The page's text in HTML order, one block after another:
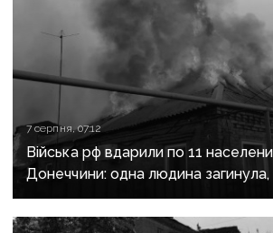
7 серпня, 07:12
Війська рф вдарили по 11
Донеччини: одна людина загинула,
поранені